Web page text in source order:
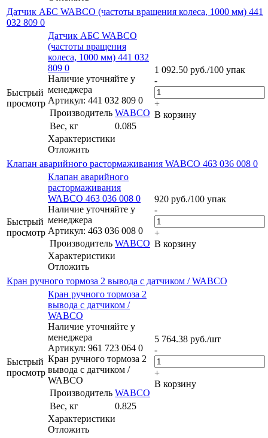
Датчик АБС WABCO (частоты вращения колеса, 1000 мм) 441
032 809 0
Быстрый
просмотр
Датчик АБС WABCO
(частоты вращения
колеса, 1000 мм) 441 032
809 0
Наличие уточняйте у
менеджера
Артикул: 441 032 809 0
Производитель WABCO
Вес, кг
0.085
Характеристики
Отложить
1 092.50 руб./100 упак
-
+
В корзину
Клапан аварийного растормаживания WABCO 463 036 008 0
Быстрый
просмотр
Клапан аварийного
растормаживания
WABCO 463 036 008 0
Наличие уточняйте у
менеджера
Артикул: 463 036 008 0
Производитель WABCO
Характеристики
Отложить
920 руб./100 упак
-
+
В корзину
Кран ручного тормоза 2 вывода с датчиком / WABCO
Быстрый
просмотр
Кран ручного тормоза 2
вывода с датчиком /
WABCO
Наличие уточняйте у
менеджера
Артикул: 961 723 064 0
Кран ручного тормоза 2
вывода с датчиком /
WABCO
Производитель WABCO
Вес, кг
0.825
Характеристики
Отложить
5 764.38 руб./шт
-
+
В корзину